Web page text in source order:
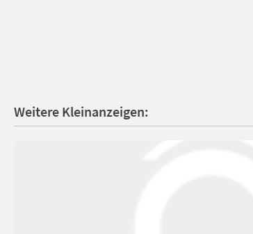
Weitere Kleinanzeigen: